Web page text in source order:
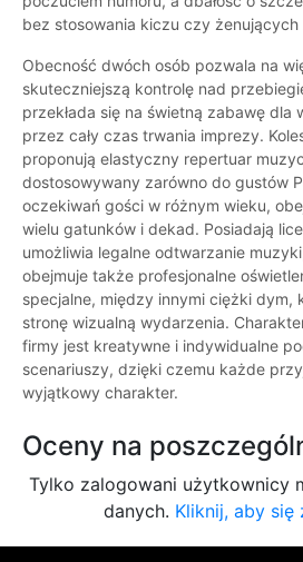
bez stosowania kiczu czy żenujących
Obecność dwóch osób pozwala na
skuteczniejszą kontrolę nad
przekłada się na świetną zabawę dla
przez cały czas trwania imprezy.
proponują elastyczny repertuar
dostosowywany zarówno do gustów
oczekiwań gości w różnym wieku,
wielu gatunków i dekad. Posiadają
umożliwia legalne odtwarzanie
obejmuje także profesjonalne
specjalne, między innymi ciężki dym,
stronę wizualną wydarzenia.
firmy jest kreatywne i indywidualne
scenariuszy, dzięki czemu każde
wyjątkowy charakter.
Oceny na
Tylko zalogowani użytkownicy
danych. Kliknij, aby się